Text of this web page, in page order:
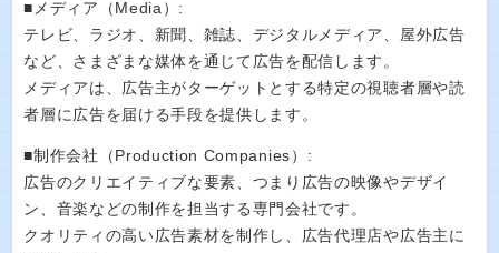
■メディア（Media）:
テレビ、ラジオ、新聞、雑誌、デジタルメディア、屋外広告
など、さまざまな媒体を通じて広告を配信します。
メディアは、広告主がターゲットとする特定の視聴者層や読
者層に広告を届ける手段を提供します。
■制作会社（Production Companies）:
広告のクリエイティブな要素、つまり広告の映像やデザイ
ン、音楽などの制作を担当する専門会社です。
クオリティの高い広告素材を制作し、広告代理店や広告主に